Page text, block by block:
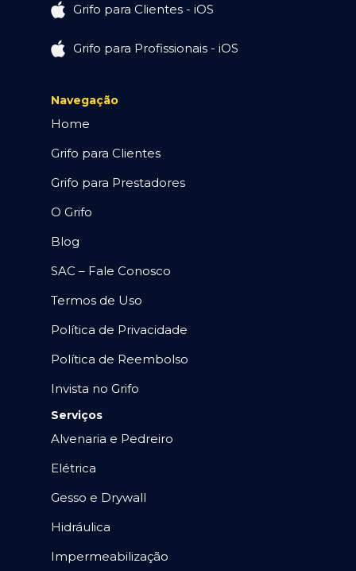
Grifo para Clientes - iOS
Grifo para Profissionais - iOS
Navegação
Home
Grifo para Clientes
Grifo para Prestadores
O Grifo
Blog
SAC – Fale Conosco
Termos de Uso
Política de Privacidade
Política de Reembolso
Invista no Grifo
Serviços
Alvenaria e Pedreiro
Elétrica
Gesso e Drywall
Hidráulica
Impermeabilização